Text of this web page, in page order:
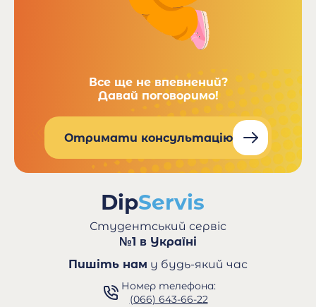
Все ще не впевнений?
Давай поговоримо!
Отримати консультацію
Студентський сервіс
№1 в Україні
Пишіть нам у будь-який час
Номер телефона:
(066) 643-66-22